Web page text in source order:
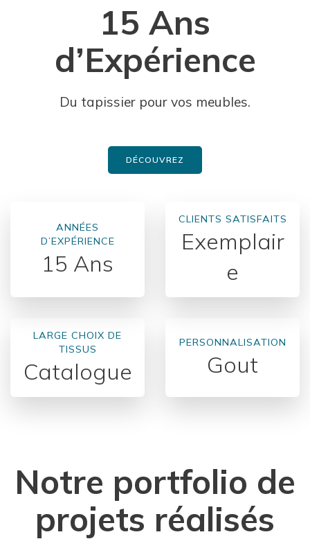
15 Ans
d’Expérience
Du tapissier pour vos meubles.
DÉCOUVREZ
ANNÉES
D’EXPÉRIENCE
15 Ans
CLIENTS SATISFAITS
Exemplair
e
LARGE CHOIX DE
TISSUS
Catalogue
PERSONNALISATION
Gout
Notre portfolio de
projets réalisés